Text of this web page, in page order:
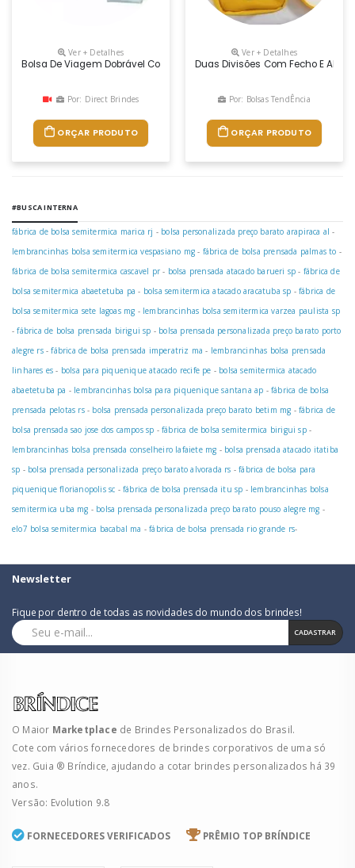
Ver + Detalhes
Bolsa De Viagem Dobrável Confeccionada Em Poliéster E Alça Para
Por: Direct Brindes
ORÇAR PRODUTO
Ver + Detalhes
Duas Divisões Com Fecho E Alça
Por: Bolsas TendÊncia
ORÇAR PRODUTO
#BUSCA INTERNA
fábrica de bolsa semitermica marica rj - bolsa personalizada preço barato arapiraca al -
lembrancinhas bolsa semitermica vespasiano mg - fábrica de bolsa prensada palmas to -
fábrica de bolsa semitermica cascavel pr - bolsa prensada atacado barueri sp - fábrica de
bolsa semitermica abaetetuba pa - bolsa semitermica atacado aracatuba sp -fábrica de
bolsa semitermica sete lagoas mg - lembrancinhas bolsa semitermica varzea paulista sp
-fábrica de bolsa prensada birigui sp - bolsa prensada personalizada preço barato porto
alegre rs-fábrica de bolsa prensada imperatriz ma - lembrancinhas bolsa prensada
linhares es - bolsa para piquenique atacado recife pe - bolsa semitermica atacado
abaetetuba pa - lembrancinhas bolsa para piquenique santana ap -fábrica de bolsa
prensada pelotas rs- bolsa prensada personalizada preço barato betim mg -fábrica de
bolsa prensada sao jose dos campos sp -fábrica de bolsa semitermica birigui sp-
lembrancinhas bolsa prensada conselheiro lafaiete mg - bolsa prensada atacado itatiba
sp - bolsa prensada personalizada preço barato alvorada rs -fábrica de bolsa para
piquenique florianopolis sc -fábrica de bolsa prensada itu sp - lembrancinhas bolsa
semitermica uba mg - bolsa prensada personalizada preço barato pouso alegre mg -
elo7 bolsa semitermica bacabal ma -fábrica de bolsa prensada rio grande rs-
Newsletter
Fique por dentro de todas as novidades do mundo dos brindes!
CADASTRAR
O Maior Marketplace de Brindes Personalizados do Brasil.
Cote com vários fornecedores de brindes corporativos de uma só
vez. Guia ® Bríndice, ajudando a cotar brindes personalizados há 39
anos.
Versão: Evolution 9.8
FORNECEDORES VERIFICADOS PRÊMIO TOP BRÍNDICE